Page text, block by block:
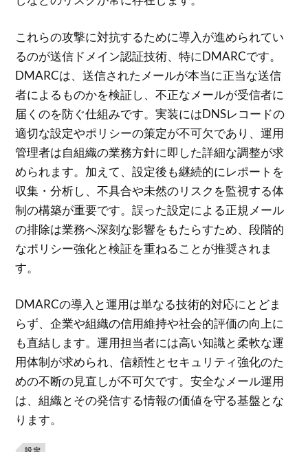
これらの攻撃に対抗するために導入が進められてい
るのが送信ドメイン認証技術、特にDMARCです。
DMARCは、送信されたメールが本当に正当な送信
者によるものかを検証し、不正なメールが受信者に
届くのを防ぐ仕組みです。実装にはDNSレコードの
適切な設定やポリシーの策定が不可欠であり、運用
管理者は自組織の業務方針に即した詳細な調整が求
められます。加えて、設定後も継続的にレポートを
収集・分析し、不具合や未然のリスクを監視する体
制の構築が重要です。誤った設定による正規メール
の排除は業務へ深刻な影響をもたらすため、段階的
なポリシー強化と検証を重ねることが推奨されま
す。
DMARCの導入と運用は単なる技術的対応にとどま
らず、企業や組織の信用維持や社会的評価の向上に
も直結します。運用担当者には高い知識と柔軟な運
用体制が求められ、信頼性とセキュリティ強化のた
めの不断の見直しが不可欠です。安全なメール運用
は、組織とその発信する情報の価値を守る基盤とな
ります。